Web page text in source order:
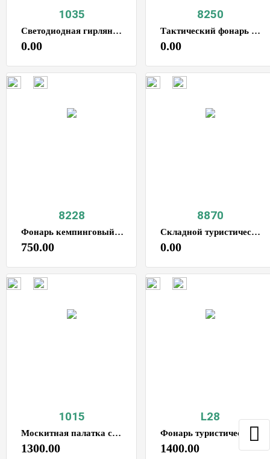
1035
Светодиодная гирлянда 10м
0.00
8250
Тактический фонарь мультитул
0.00
8228
Фонарь кемпинговый, садовый 14.5х10см, светодиодный, регулируемая яркость свечения, аккумуляторный, зарядка от USB, в палатку, на дачу
750.00
8870
Складной туристический стол
0.00
1015
Москитная палатка сетка/автоматическая противомоскитная ткань 1.5М*2М
1300.00
L28
1400.00